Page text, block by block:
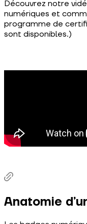
Découvrez notre
numériques et
programme de
sont disponibles.)
Anatomie